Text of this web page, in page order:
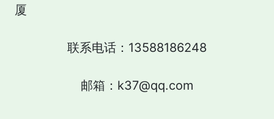
厦
联系电话：13588186248
邮箱：k37@qq.com